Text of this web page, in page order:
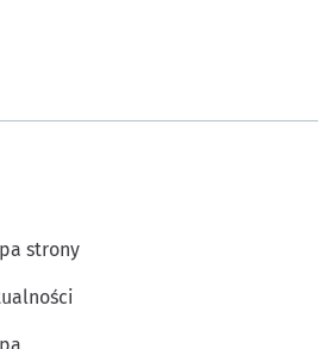
strony